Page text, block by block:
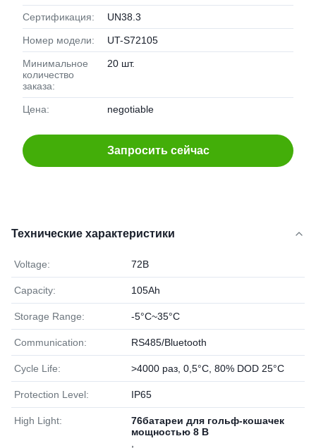
Сертификация: UN38.3
Номер модели: UT-S72105
Минимальное
количество
заказа:
20 шт.
Цена: negotiable
Запросить сейчас
Технические характеристики
Voltage: 72В
Capacity: 105Ah
Storage Range: -5°C~35°C
Communication: RS485/Bluetooth
Cycle Life: >4000 раз, 0,5°C, 80% DOD 25°C
Protection Level: IP65
High Light:
76батареи для гольф-кошачек
мощностью 8 В